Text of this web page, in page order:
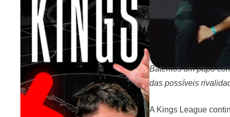
Batemos um papo
das possíveis
A Kings League